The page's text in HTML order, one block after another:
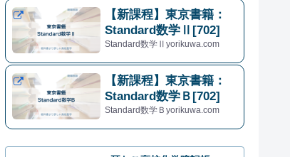
【新課程】東京書籍：
Standard数学Ⅱ[702]
Standard数学Ⅱyorikuwa.com
【新課程】東京書籍：
Standard数学Ｂ[702]
Standard数学Ｂyorikuwa.com